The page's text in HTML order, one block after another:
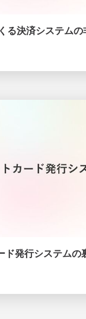
る決済システムの
ド発行システムの